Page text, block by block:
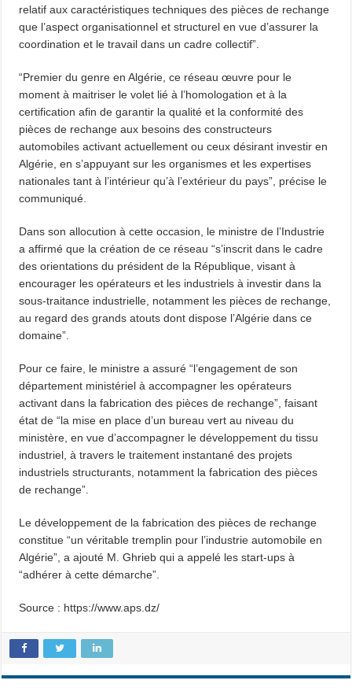
relatif aux caractéristiques techniques des pièces de rechange
que l’aspect organisationnel et structurel en vue d’assurer la
coordination et le travail dans un cadre collectif”.
“Premier du genre en Algérie, ce réseau œuvre pour le
moment à maitriser le volet lié à l’homologation et à la
certification afin de garantir la qualité et la conformité des
pièces de rechange aux besoins des constructeurs
automobiles activant actuellement ou ceux désirant investir en
Algérie, en s’appuyant sur les organismes et les expertises
nationales tant à l’intérieur qu’à l’extérieur du pays”, précise le
communiqué.
Dans son allocution à cette occasion, le ministre de l’Industrie
a affirmé que la création de ce réseau “s’inscrit dans le cadre
des orientations du président de la République, visant à
encourager les opérateurs et les industriels à investir dans la
sous-traitance industrielle, notamment les pièces de rechange,
au regard des grands atouts dont dispose l’Algérie dans ce
domaine”.
Pour ce faire, le ministre a assuré “l’engagement de son
département ministériel à accompagner les opérateurs
activant dans la fabrication des pièces de rechange”, faisant
état de “la mise en place d’un bureau vert au niveau du
ministère, en vue d’accompagner le développement du tissu
industriel, à travers le traitement instantané des projets
industriels structurants, notamment la fabrication des pièces
de rechange”.
Le développement de la fabrication des pièces de rechange
constitue “un véritable tremplin pour l’industrie automobile en
Algérie”, a ajouté M. Ghrieb qui a appelé les start-ups à
“adhérer à cette démarche”.
Source : https://www.aps.dz/